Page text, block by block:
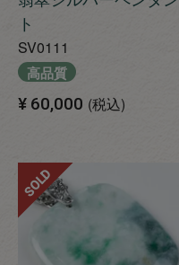
ト
SV0111
高品質
¥ 60,000 税込
SOLD